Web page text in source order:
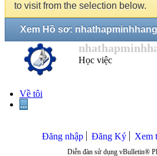
to visit from the selection below.
Xem Hồ sơ: nhathapminhhang
Học việc
Về tôi
...
Đăng nhập Đăng Ký Xem
Diễn đàn sử dụng vBulletin®